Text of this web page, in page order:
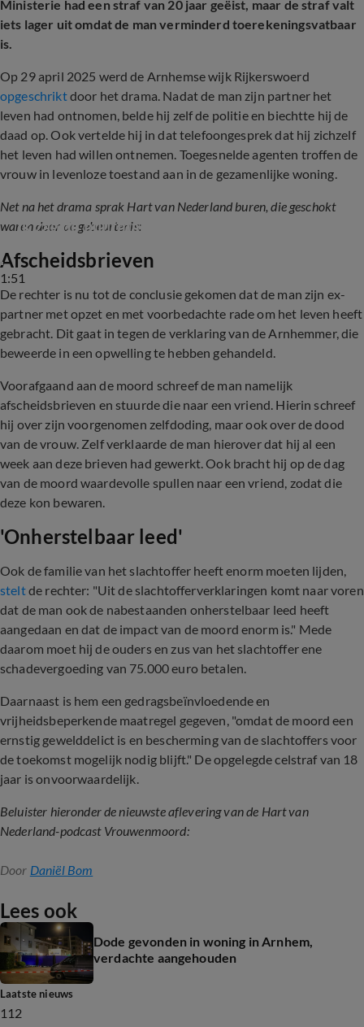
Ministerie had een straf van 20 jaar geëist, maar de straf valt
iets lager uit omdat de man verminderd toerekeningsvatbaar
is.
Op 29 april 2025 werd de Arnhemse wijk Rijkerswoerd
opgeschriktdoor het drama. Nadat de man zijn partner het
leven had ontnomen, belde hij zelf de politie en biechtte hij de
daad op. Ook vertelde hij in dat telefoongesprek dat hij zichzelf
het leven had willen ontnemen. Toegesnelde agenten troffen de
vrouw in levenloze toestand aan in de gezamenlijke woning.
Net na het drama sprak Hart van Nederland buren, die geschokt
waren door de gebeurtenis:
1:51
'Ik zag de buurman, hij zag er eng uit'
Afscheidsbrieven
De rechter is nu tot de conclusie gekomen dat de man zijn ex-
partner met opzet en met voorbedachte rade om het leven heeft
gebracht. Dit gaat in tegen de verklaring van de Arnhemmer, die
beweerde in een opwelling te hebben gehandeld.
Voorafgaand aan de moord schreef de man namelijk
afscheidsbrieven en stuurde die naar een vriend. Hierin schreef
hij over zijn voorgenomen zelfdoding, maar ook over de dood
van de vrouw. Zelf verklaarde de man hierover dat hij al een
week aan deze brieven had gewerkt. Ook bracht hij op de dag
van de moord waardevolle spullen naar een vriend, zodat die
deze kon bewaren.
'Onherstelbaar leed'
Ook de familie van het slachtoffer heeft enorm moeten lijden,
steltde rechter: "Uit de slachtofferverklaringen komt naar voren
dat de man ook de nabestaanden onherstelbaar leed heeft
aangedaan en dat de impact van de moord enorm is." Mede
daarom moet hij de ouders en zus van het slachtoffer ene
schadevergoeding van 75.000 euro betalen.
Daarnaast is hem een gedragsbeïnvloedende en
vrijheidsbeperkende maatregel gegeven, "omdat de moord een
ernstig gewelddelict is en bescherming van de slachtoffers voor
de toekomst mogelijk nodig blijft." De opgelegde celstraf van 18
jaar is onvoorwaardelijk.
Beluister hieronder de nieuwste aflevering van de Hart van
Nederland-podcast Vrouwenmoord:
Door Daniël Bom
Lees ook
Dode gevonden in woning in Arnhem,
verdachte aangehouden
Laatste nieuws
112